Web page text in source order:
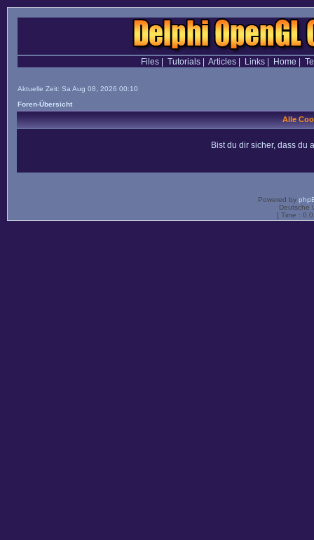
Files| Tutorials| Articles| Links| Home
Aktuelle Zeit: Sa Aug 08, 2026 00:10
Foren-Übersicht
Alle
Bist du dir sicher, dass du
Powered by
Deutsche
[ Time :